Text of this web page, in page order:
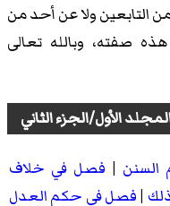
التابعين ولا عن أحد من
صفته، وبالله تعالى
الأول/الجزء الثاني
| فصل في خلاف
|فصل في حكم العدل